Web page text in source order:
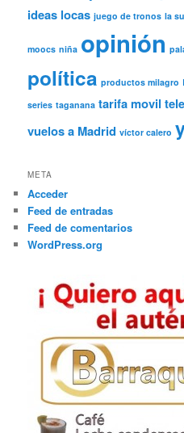
ideas locas juego de tronos la
moocs niña opinión
política productos milagro
series taganana tarifa movil
vuelos a Madrid víctor calero
META
Acceder
Feed de entradas
Feed de comentarios
WordPress.org